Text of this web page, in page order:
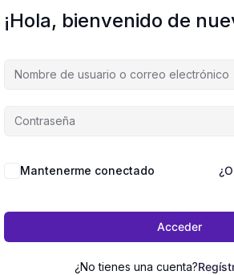
¡Hola, bienvenido de
Mantenerme conectado
Acceder
¿No tienes una cuenta?